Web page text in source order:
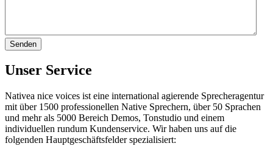
Unser Service
Nativea nice voices ist eine international agierende Sprecheragentur
mit über 1500 professionellen Native Sprechern, über 50 Sprachen
und mehr als 5000 Bereich Demos, Tonstudio und einem
individuellen rundum Kundenservice. Wir haben uns auf die
folgenden Hauptgeschäftsfelder spezialisiert: